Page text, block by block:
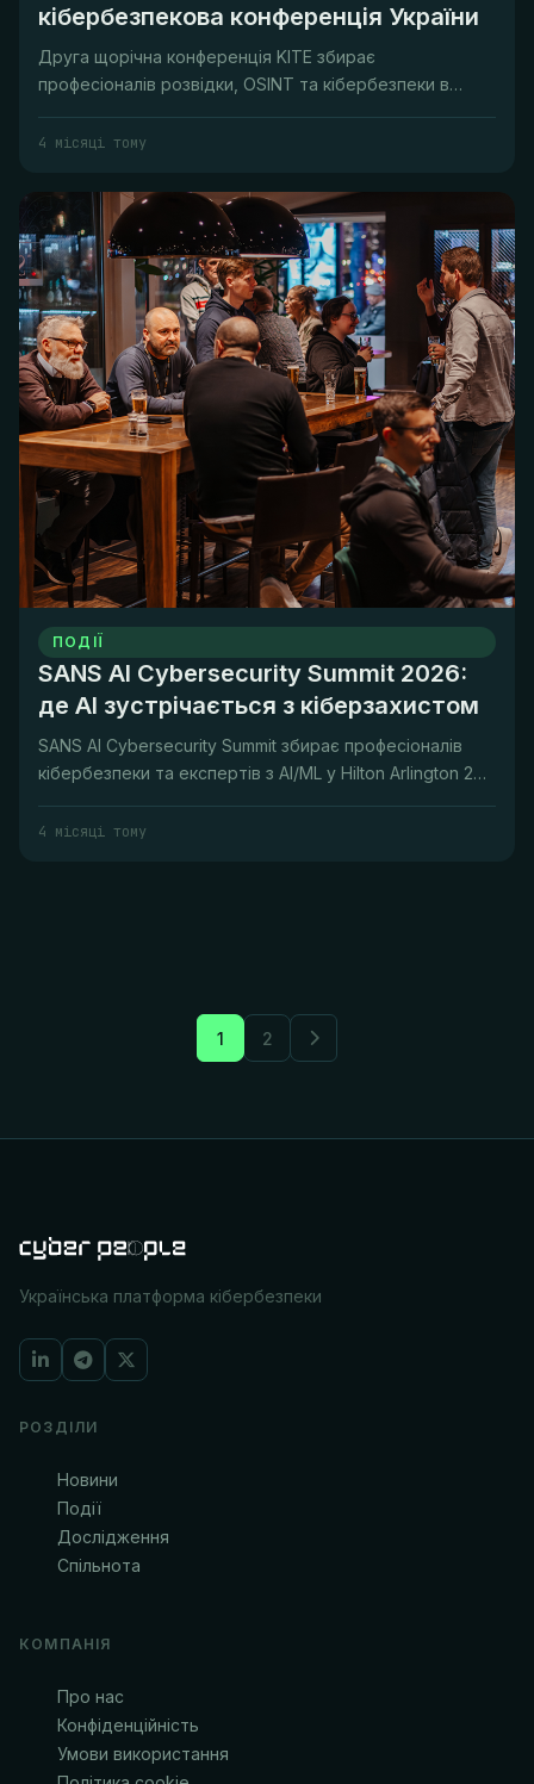
кібербезпекова конференція України
Друга щорічна конференція KITE збирає
професіоналів розвідки, OSINT та кібербезпеки в
4 місяці тому
ПОДІЇ
SANS AI Cybersecurity Summit 2026:
де AI зустрічається з кіберзахистом
SANS AI Cybersecurity Summit збирає професіоналів
кібербезпеки та експертів з AI/ML у Hilton Arlington 20-
21 квітня, з т...
4 місяці тому
1 2
Українська платформа кібербезпеки
РОЗДІЛИ
Новини
Події
Дослідження
Спільнота
КОМПАНІЯ
Про нас
Конфіденційність
Умови використання